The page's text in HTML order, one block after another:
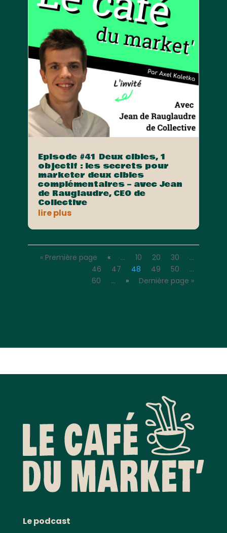
Episode #41 Deux cibles, 1
objectif : les secrets pour
marketer deux cibles
complémentaires – avec Jean
de Rauglaudre, CEO de
Collective
lire plus
« Première page « … 10 20 30
…
46
47 48 49 50
…
60
… » Dernière page »
Le podcast